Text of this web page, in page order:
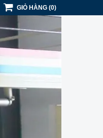
GIỎ HÀNG (0)